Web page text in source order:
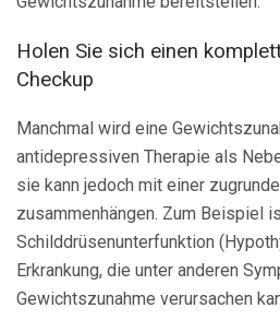
Holen Sie sich einen
Checkup
Manchmal wird eine
antidepressiven Therapie als
sie kann jedoch mit einer
zusammenhängen. Zum Beispiel
Schilddrüsenunterfunktion
Erkrankung, die unter anderen
Gewichtszunahme verursachen